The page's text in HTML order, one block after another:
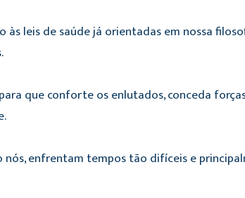
leis de saúde já orientadas em nossa
que conforte os enlutados, conceda
nós, enfrentam tempos tão difíceis e